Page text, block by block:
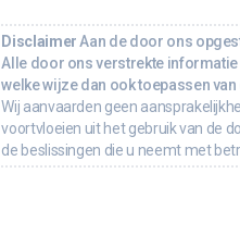
Disclaimer Aan de door ons
Alle door ons verstrekte
welke wijze dan ook toepassen
Wij aanvaarden geen
voortvloeien uit het gebruik van de
de beslissingen die u neemt met